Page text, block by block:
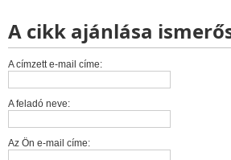
A cikk ajánlása
A címzett e-mail címe:
A feladó neve:
Az Ön e-mail címe: